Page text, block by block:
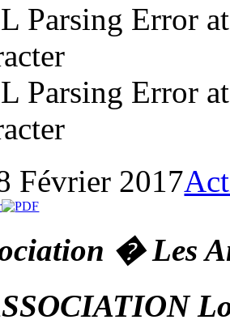
Parsing Error
Parsing Error
Février 2017
� Les